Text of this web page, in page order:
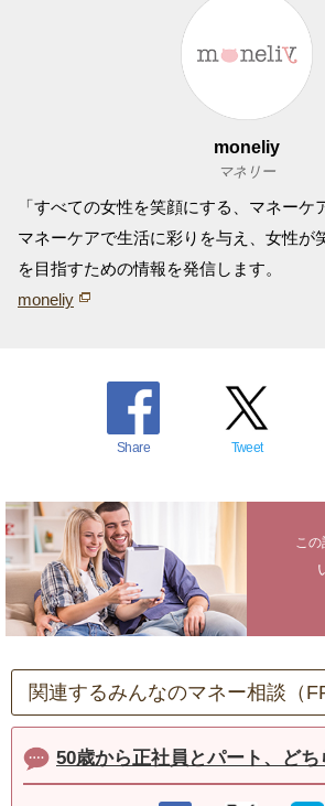
moneliy
マネリー
「すべての女性を笑顔にする、マネーケ
マネーケアで生活に彩りを与え、女性が
を目指すための情報を発信します。
moneliy
Share Tweet
この
関連するみんなのマネー相談（
50歳から正社員とパート、どち